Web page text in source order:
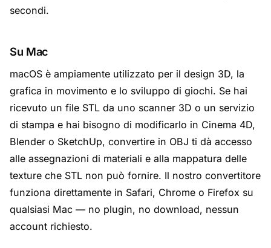
secondi.
Su Mac
macOS è ampiamente utilizzato per il design 3D, la
grafica in movimento e lo sviluppo di giochi. Se hai
ricevuto un file STL da uno scanner 3D o un servizio
di stampa e hai bisogno di modificarlo in Cinema 4D,
Blender o SketchUp, convertire in OBJ ti dà accesso
alle assegnazioni di materiali e alla mappatura delle
texture che STL non può fornire. Il nostro convertitore
funziona direttamente in Safari, Chrome o Firefox su
qualsiasi Mac — no plugin, no download, nessun
account richiesto.